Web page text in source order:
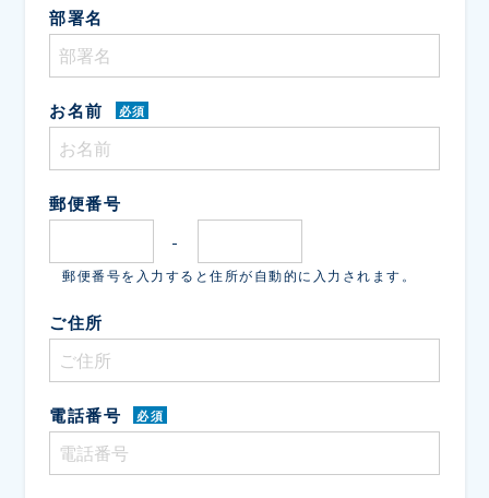
部署名
お名前 必須
郵便番号
-
郵便番号を入力すると住所が自動的に入力されます。
ご住所
電話番号 必須